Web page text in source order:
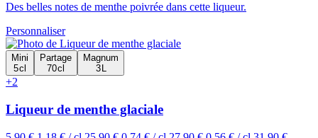
Des belles notes de menthe poivrée dans cette liqueur.
Personnaliser
Mini
5 cl
Partage
70 cl
Magnum
3 L
+2
Liqueur de menthe glaciale